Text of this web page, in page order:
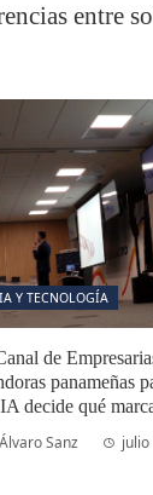
entre
Y TECNOLOGÍA
de
panameñas
decide qué
Álvaro Sanz
julio